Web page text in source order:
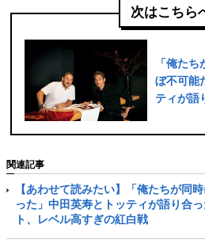
次はこちら
「俺た
ぼ不可能
ティが語
戦
関連記事
【あわせて読みたい】「俺たちが同
った」中田英寿とトッティが語り合
ト、レベル高すぎの紅白戦